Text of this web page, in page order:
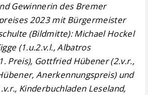
Gewinnerin des Bremer
2023 mit Bürgermeister
(Bildmitte): Michael Hockel
(1.u.2.v.l., Albatros
Preis), Gottfried Hübener (2.v.r.,
Anerkennungspreis) und
Kinderbuchladen Leseland,